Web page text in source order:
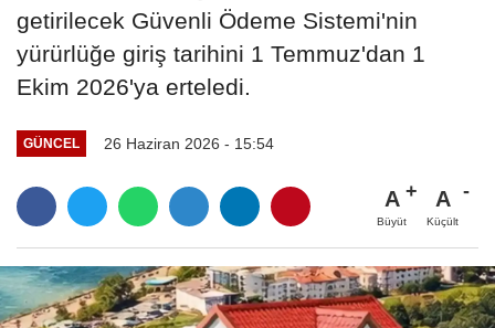
getirilecek Güvenli Ödeme Sistemi'nin
yürürlüğe giriş tarihini 1 Temmuz'dan 1
Ekim 2026'ya erteledi.
GÜNCEL 26 Haziran 2026 - 15:54
A
Büyüt
A
Küçült